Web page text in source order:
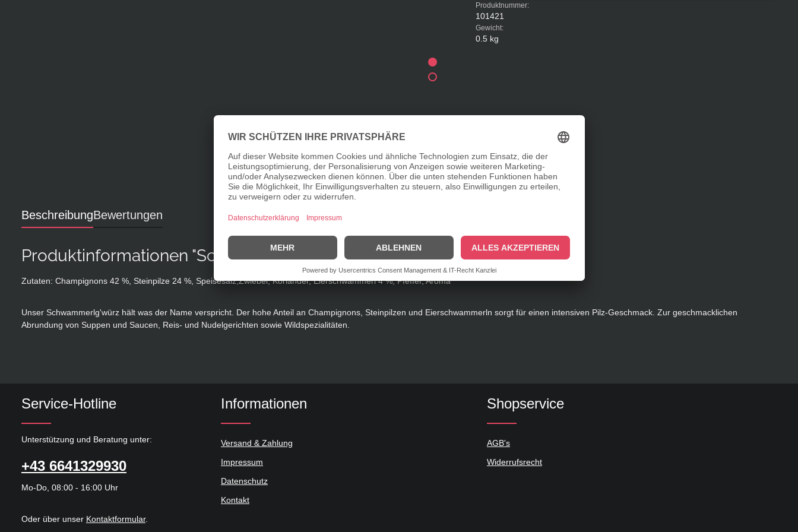
Produktnummer:
101421
Gewicht:
0.5 kg
BeschreibungBewertungen
Produktinformationen "Schwammerlg'würz"
Zutaten: Champignons 42 %, Steinpilze 24 %, Speisesalz,Zwiebel, Koriander, Eierschwammerl 4 %, Pfeffer, Aroma
Unser Schwammerlg'würz hält was der Name verspricht. Der hohe Anteil an Champignons, Steinpilzen und Eierschwammerln sorgt für einen intensiven Pilz-Geschmack. Zur geschmacklichen
Abrundung von Suppen und Saucen, Reis- und Nudelgerichten sowie Wildspezialitäten.
Service-Hotline
Unterstützung und Beratung unter:
+43 6641329930
Mo-Do, 08:00 - 16:00 Uhr
Oder über unser Kontaktformular.
Informationen
Versand & Zahlung
Impressum
Datenschutz
Kontakt
Shopservice
AGB's
Widerrufsrecht